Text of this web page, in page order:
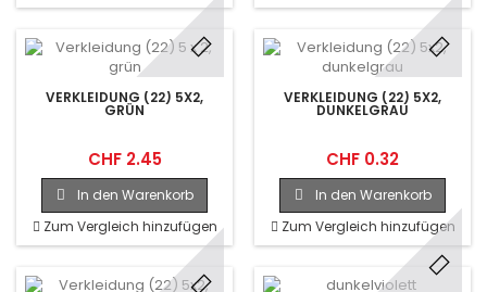
VERKLEIDUNG (22) 5X2,
GRÜN
CHF 2.45
In den Warenkorb
Zum Vergleich hinzufügen
VERKLEIDUNG (22) 5X2,
DUNKELGRAU
CHF 0.32
In den Warenkorb
Zum Vergleich hinzufügen